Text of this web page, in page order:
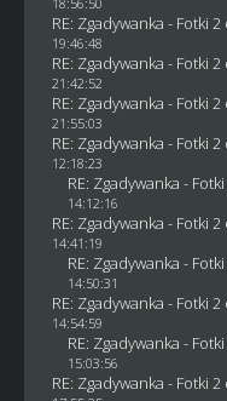
RE: Zgadywanka - Fotki
19:46:48
RE: Zgadywanka - Fotki
21:42:52
RE: Zgadywanka - Fotki
21:55:03
RE: Zgadywanka - Fotki
12:18:23
RE: Zgadywanka -
14:12:16
RE: Zgadywanka - Fotki
14:41:19
RE: Zgadywanka -
14:50:31
RE: Zgadywanka - Fotki
14:54:59
RE: Zgadywanka -
15:03:56
RE: Zgadywanka - Fotki